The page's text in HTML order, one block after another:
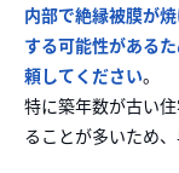
内部で絶縁被膜が
する可能性がある
頼してください。
特に築年数が古い
ることが多いため